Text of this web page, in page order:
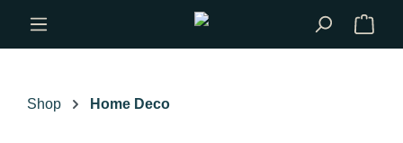
Zum Hauptinhalt springen
Shop Home Deco